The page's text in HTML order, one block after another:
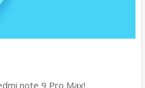
note 9 Pro Max!